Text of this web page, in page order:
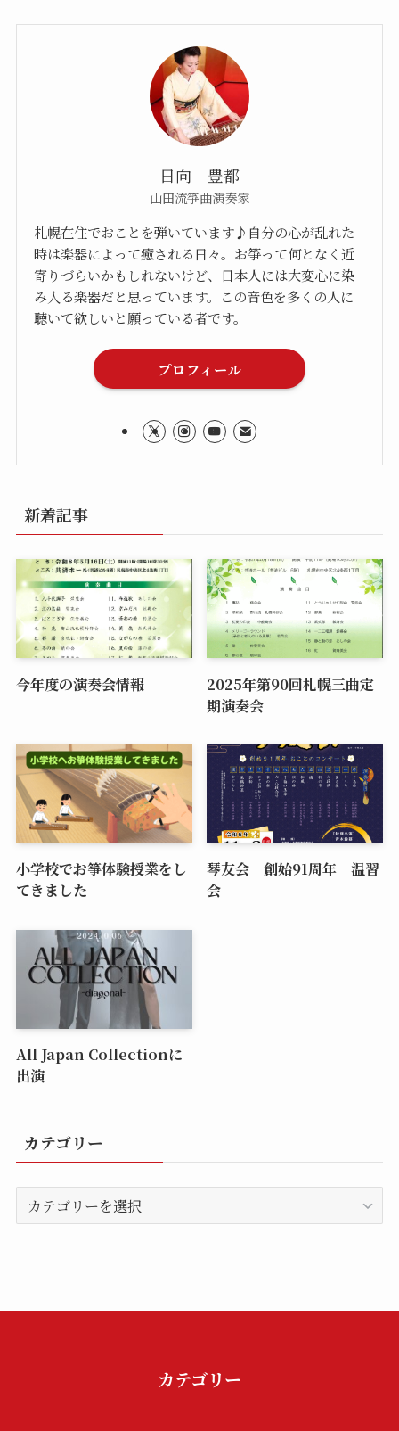
日向 豊都
山田流箏曲演奏家
札幌在住でおことを弾いています♪自分の心が乱れた
時は楽器によって癒される日々。お箏って何となく近
寄りづらいかもしれないけど、日本人には大変心に染
み入る楽器だと思っています。この音色を多くの人に
聴いて欲しいと願っている者です。
プロフィール
新着記事
今年度の演奏会情報
2025年第90回札幌三曲定
期演奏会
小学校でお箏体験授業をし
てきました
琴友会 創始91周年 温習
会
All Japan Collectionに
出演
カテゴリー
テ
カテゴリー